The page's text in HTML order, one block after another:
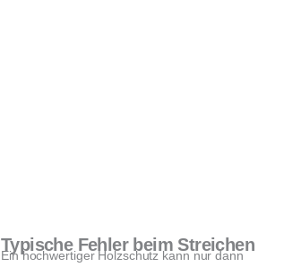
Typische Fehler beim Streichen
Ein hochwertiger Holzschutz kann nur dann